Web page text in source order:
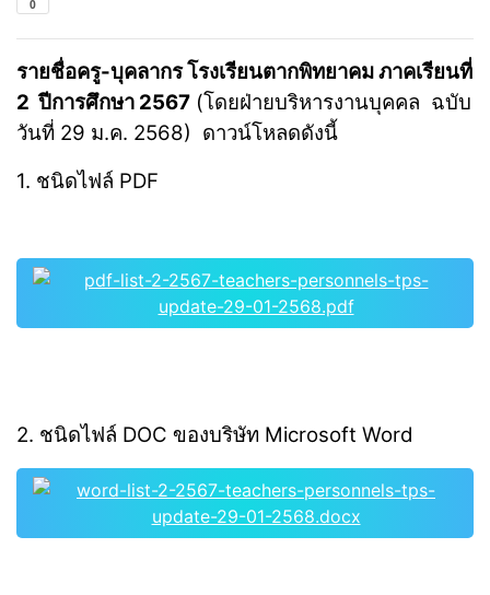
รายชื่อครู-บุคลากร โรงเรียนตากพิทยาคม ภาคเรียนที่
2 ปีการศึกษา 2567 (โดยฝ่ายบริหารงานบุคคล ฉบับ
วันที่ 29 ม.ค. 2568) ดาวน์โหลดดังนี้
1. ชนิดไฟล์ PDF
pdf-list-2-2567-teachers-personnels-tps-
update-29-01-2568.pdf
2. ชนิดไฟล์ DOC ของบริษัท Microsoft Word
word-list-2-2567-teachers-personnels-tps-
update-29-01-2568.docx